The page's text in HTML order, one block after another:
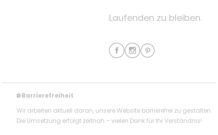
Laufenden zu bleiben.
🌐Barrierefreiheit
Wir arbeiten aktuell daran, unsere Website barrierefrei zu gestalten.
Die Umsetzung erfolgt zeitnah – vielen Dank für Ihr Verständnis!